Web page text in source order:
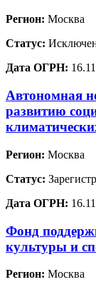
Регион: Москва
Статус:
Дата ОГРН:
Автономная
развитию
Регион: Москва
Статус:
Дата ОГРН:
Фонд
культуры и
Регион: Москва